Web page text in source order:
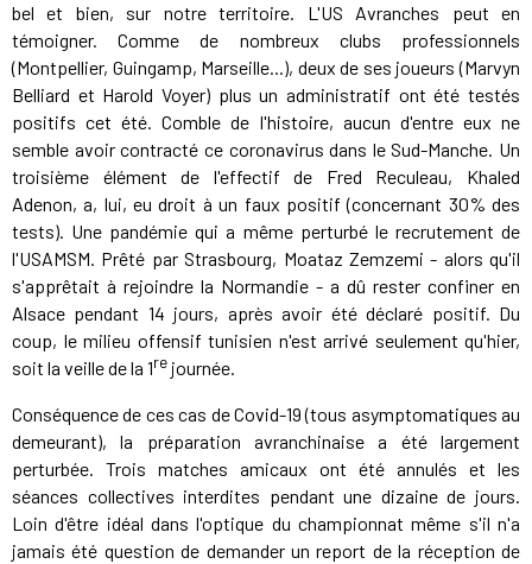
bel et bien, sur notre territoire. L'US Avranches peut en
témoigner. Comme de nombreux clubs professionnels
(Montpellier, Guingamp, Marseille...), deux de ses joueurs (Marvyn
Belliard et Harold Voyer) plus un administratif ont été testés
positifs cet été. Comble de l'histoire, aucun d'entre eux ne
semble avoir contracté ce coronavirus dans le Sud-Manche. Un
troisième élément de l'effectif de Fred Reculeau, Khaled
Adenon, a, lui, eu droit à un faux positif (concernant 30% des
tests). Une pandémie qui a même perturbé le recrutement de
l'USAMSM. Prêté par Strasbourg, Moataz Zemzemi - alors qu'il
s'apprêtait à rejoindre la Normandie - a dû rester confiner en
Alsace pendant 14 jours, après avoir été déclaré positif. Du
coup, le milieu offensif tunisien n'est arrivé seulement qu'hier,
soit la veille de la 1re journée.
Conséquence de ces cas de Covid-19 (tous asymptomatiques au
demeurant), la préparation avranchinaise a été largement
perturbée. Trois matches amicaux ont été annulés et les
séances collectives interdites pendant une dizaine de jours.
Loin d'être idéal dans l'optique du championnat même s'il n'a
jamais été question de demander un report de la réception de